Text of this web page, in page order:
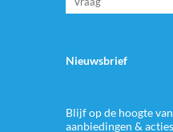
Nieuwsbrief
Blijf op de hoogte
aanbiedingen &